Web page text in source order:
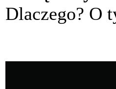
Dlaczego? O